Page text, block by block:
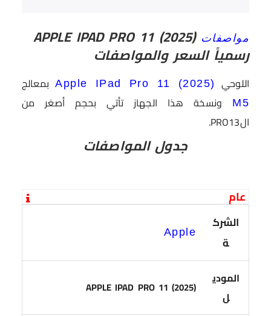
مواصفات APPLE IPAD PRO 11 (2025)
رسمياً السعر والمواصفات
اللوحي Apple IPad Pro 11 (2025)بمعالج
M5
ونسخة هذا الجهاز تأتي بحجم أصغر من
الPRO13.
جدول المواصفات
عام
الشرك
ة
Apple
المودي
ل
APPLE IPAD PRO 11 (2025)